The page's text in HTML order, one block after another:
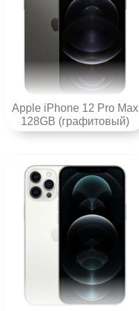
Apple iPhone 12 Pro Max
128GB (графитовый)